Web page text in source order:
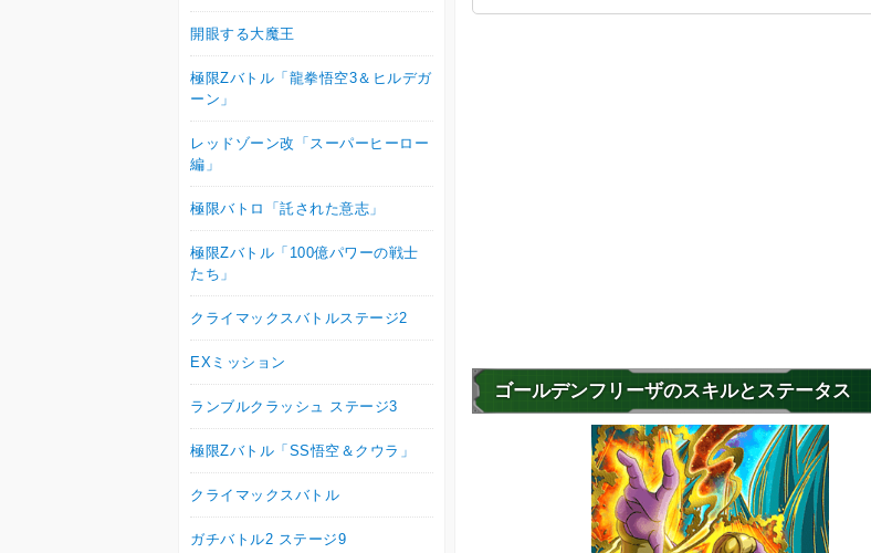
ゴールデンフリーザのスキルとステータス
開眼する大魔王
極限Zバトル「龍拳悟空3＆ヒルデガ
ーン」
レッドゾーン改「スーパーヒーロー
編」
極限バトロ「託された意志」
極限Zバトル「100億パワーの戦士
たち」
クライマックスバトルステージ2
EXミッション
ランブルクラッシュ ステージ3
極限Zバトル「SS悟空＆クウラ」
クライマックスバトル
ガチバトル2 ステージ9